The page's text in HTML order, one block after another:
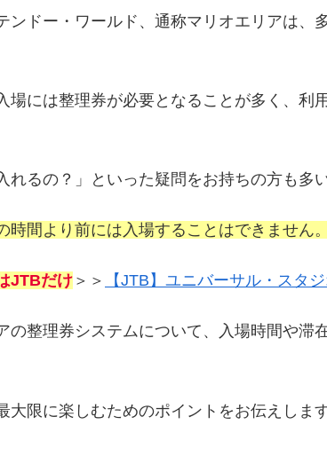
ンドー・ワールド、通称マリオエリアは、
場には整理券が必要となることが多く、利
れるの？」といった疑問をお持ちの方も多
間より前には入場することはできません。
JTBだけ＞＞ 【JTB】ユニバーサル・スタ
の整理券システムについて、入場時間や滞
大限に楽しむためのポイントをお伝えしま